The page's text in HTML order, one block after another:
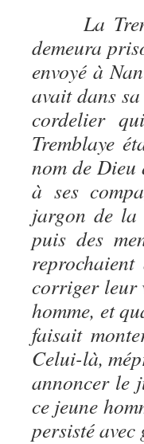
La
demeura
envoyé à
avait dans
cordelier
Tremblaye
nom de Dieu
à ses
jargon de la
puis des
corriger leur
homme, et
faisait
Celui-là,
annoncer le
ce jeune
persisté